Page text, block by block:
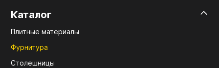
Каталог
Плитные материалы
Фурнитура
Столешницы